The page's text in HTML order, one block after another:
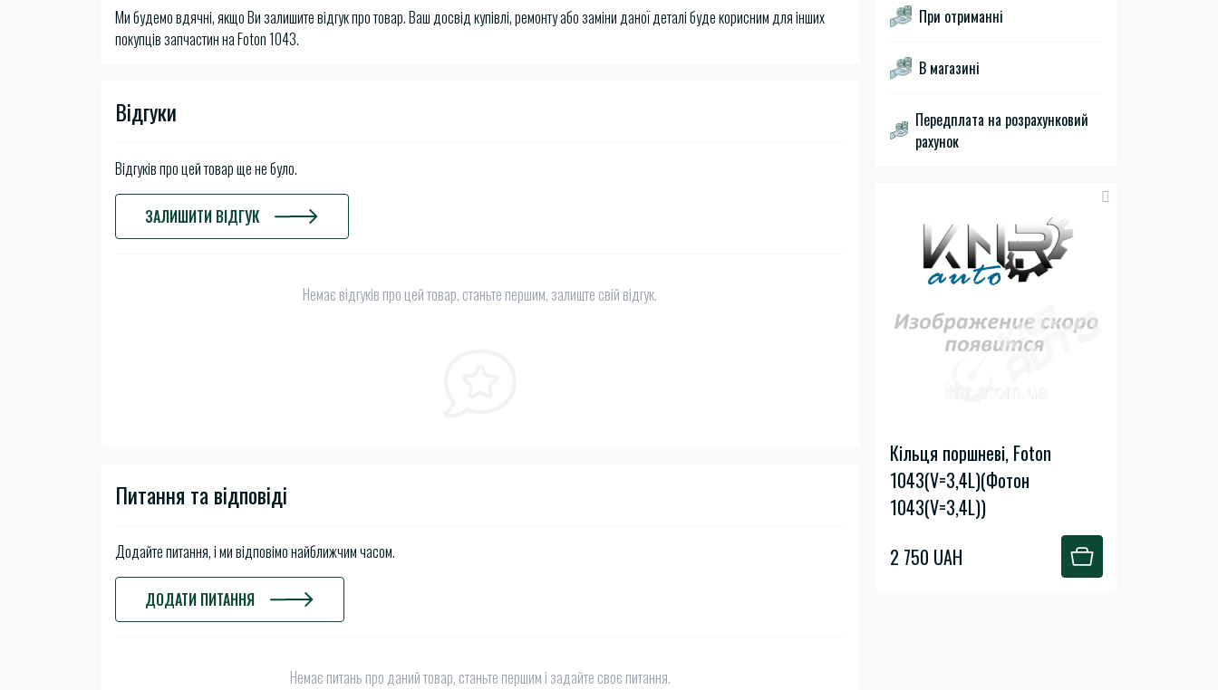
При отриманні
В магазині
Передплата на розрахунковий
рахунок
Кільця поршневі, Foton
1043(V=3,4L)(Фотон
1043(V=3,4L))
2 750 UAH
Ми будемо вдячні, якщо Ви залишите відгук про товар. Ваш досвід купівлі, ремонту або заміни даної деталі буде корисним для інших
покупців запчастин на Foton 1043.
Відгуки
Відгуків про цей товар ще не було.
ЗАЛИШИТИ ВІДГУК
Немає відгуків про цей товар, станьте першим, залиште свій відгук.
Питання та відповіді
Додайте питання, і ми відповімо найближчим часом.
ДОДАТИ ПИТАННЯ
Немає питань про даний товар, станьте першим і задайте своє питання.